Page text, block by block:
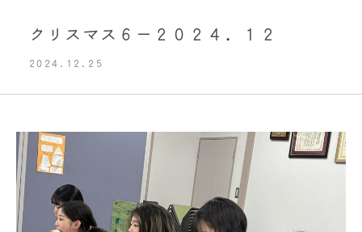
クリスマス６－２０２４．１２
2024.12.25